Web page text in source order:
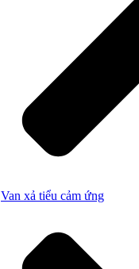
Van xả tiểu cảm ứng